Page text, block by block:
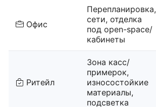
Офис
Перепланировка,
сети, отделка
под open-space/
кабинеты
Ритейл
Зона касс/
примерок,
износостойкие
материалы,
подсветка